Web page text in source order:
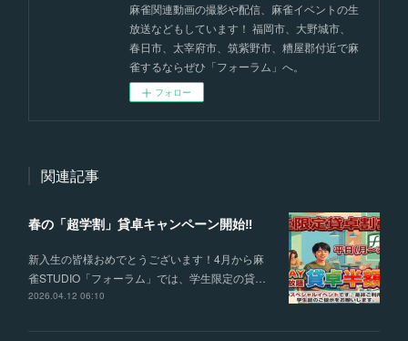
麻雀関連動画の撮影や配信、麻雀イベントの生
放送などもしています！ 福岡市、大野城市、
春日市、太宰府市、筑紫野市、糟屋郡付近で麻
雀するならぜひ「フォーラム」へ。
フォロー
関連記事
春の「超学割」貸卓キャンペーン開始‼
新入生の皆様おめでとうございます！4月から麻
雀STUDIO「フォーラム」では、学生限定の貸…
2026.04.12 06:10